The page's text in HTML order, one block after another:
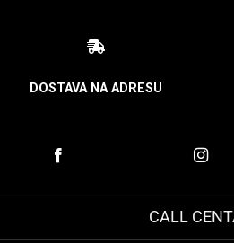
DOSTAVA NA ADRESU
CALL